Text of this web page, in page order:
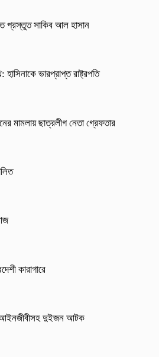
প্রস্তুত সাকিব আল হাসান
ভারপ্রাপ্ত রাষ্ট্রপতি
মামলায় ছাত্রলীগ নেতা গ্রেফতার
কারাগারে
আইনজীবীসহ দুইজন আটক